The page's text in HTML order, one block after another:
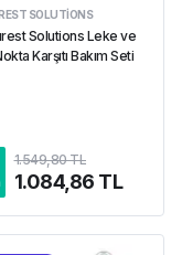
SOLUTIONS
Solutions Leke ve
Karşıtı Bakım Seti
1.549,80 TL
1.084,86 TL